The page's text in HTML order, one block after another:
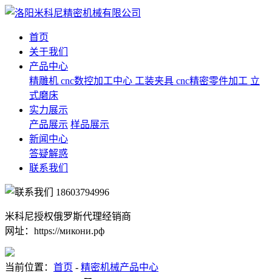
首页
关于我们
产品中心
精雕机 cnc数控加工中心 工装夹具 cnc精密零件加工 立
式磨床
实力展示
产品展示 样品展示
新闻中心
答疑解惑
联系我们
18603794996
米科尼授权俄罗斯代理经销商
网址：https://микони.рф
当前位置： 首页 - 精密机械产品中心